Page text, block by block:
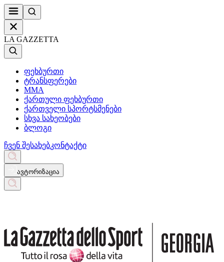
LA GAZZETTA
ფეხბურთი
ტრანსფერები
MMA
ქართული ფეხბურთი
ქართველი სპორტსმენები
სხვა სახეობები
ბლოგი
ჩვენ შესახებკონტაქტი
ავტორიზაცია